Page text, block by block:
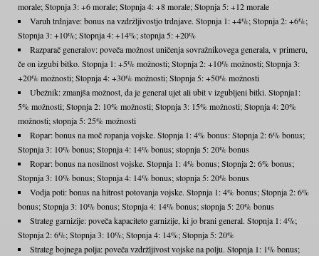
morale; Stopnja 3: +6 morale; Stopnja 4: +8 morale; Stopnja 5: +12 morale
Varuh trdnjave: bonus na vzdržljivostjo trdnjave. Stopnja 1: +4%; Stopnja 2: +6%;
Stopnja 3: +10%; Stopnja 4: +14%; stopnja 5: +20%
Razparač generalov: poveča možnost uničenja sovražnikovega generala, v primeru,
če on izgubi bitko. Stopnja 1: +5% možnosti; Stopnja 2: +10% možnosti; Stopnja 3:
+20% možnosti; Stopnja 4: +30% možnosti; Stopnja 5: +50% možnosti
Ubežnik: zmanjša možnost, da je general ujet ali ubit v izgubljeni bitki. Stopnja1:
5% možnosti; Stopnja 2: 10% možnosti; Stopnja 3: 15% možnosti; Stopnja 4: 20%
možnosti; stopnja 5: 25% možnosti
Ropar: bonus na moč ropanja vojske. Stopnja 1: 4% bonus: Stopnja 2: 6% bonus;
Stopnja 3: 10% bonus; Stopnja 4: 14% bonus; stopnja 5: 20% bonus
Ropar: bonus na nosilnost vojske. Stopnja 1: 4% bonus; Stopnja 2: 6% bonus;
Stopnja 3: 10% bonus; Stopnja 4: 14% bonus; stopnja 5: 20% bonus
Vodja poti: bonus na hitrost potovanja vojske. Stopnja 1: 4% bonus; Stopnja 2: 6%
bonus; Stopnja 3: 10% bonus; Stopnja 4: 14% bonus; stopnja 5: 20% bonus
Strateg garnizije: poveča kapaciteto garnizije, ki jo brani general. Stopnja 1: 4%;
Stopnja 2: 6%; Stopnja 3: 10%; Stopnja 4: 14%; Stopnja 5: 20%
Strateg bojnega polja: poveča vzdržljivost vojske na polju. Stopnja 1: 1% bonus;